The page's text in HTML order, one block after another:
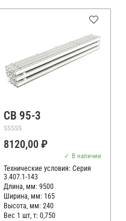
СВ 95-3
Оценка
0
8120,00₽
В наличии
Технические условия: Серия
3.407.1-143
Длина, мм: 9500
Ширина, мм: 165
Высота, мм: 240
Вес 1 шт, т: 0,750